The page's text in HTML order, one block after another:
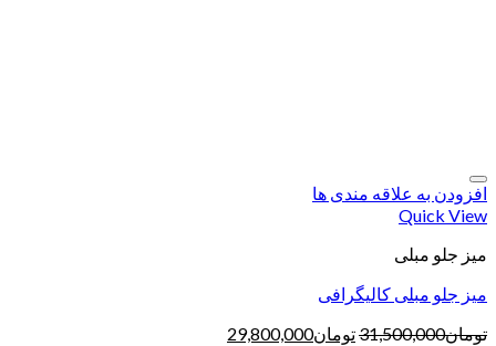
افزودن به علاقه مندی ها
Quick View
میز جلو مبلی
میز جلو مبلی کالیگرافی
تومان31,500,000تومان29,800,000